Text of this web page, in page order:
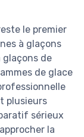
le premier
à glaçons
glaçons de
de glace
plusieurs
sérieux
la